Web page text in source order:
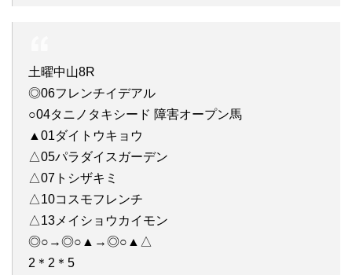
土曜中山8R
◎06フレンチイデアル
○04タニノタキシード 障害オープン馬
▲01ダイトウキョウ
△05パラダイスガーデン
△07トシザキミ
△10コスモフレンチ
△13メイショウカイモン
◎○→◎○▲→◎○▲△
2＊2＊5